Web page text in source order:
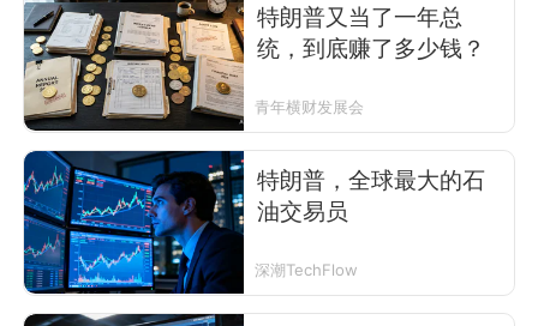
特朗普又当了一年总
统，到底赚了多少钱？
青年横财发展会
特朗普，全球最大的石
油交易员
深潮TechFlow